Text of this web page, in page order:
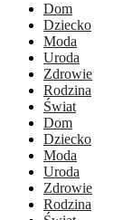
Dom
Dziecko
Moda
Uroda
Zdrowie
Rodzina
Świat
Dom
Dziecko
Moda
Uroda
Zdrowie
Rodzina